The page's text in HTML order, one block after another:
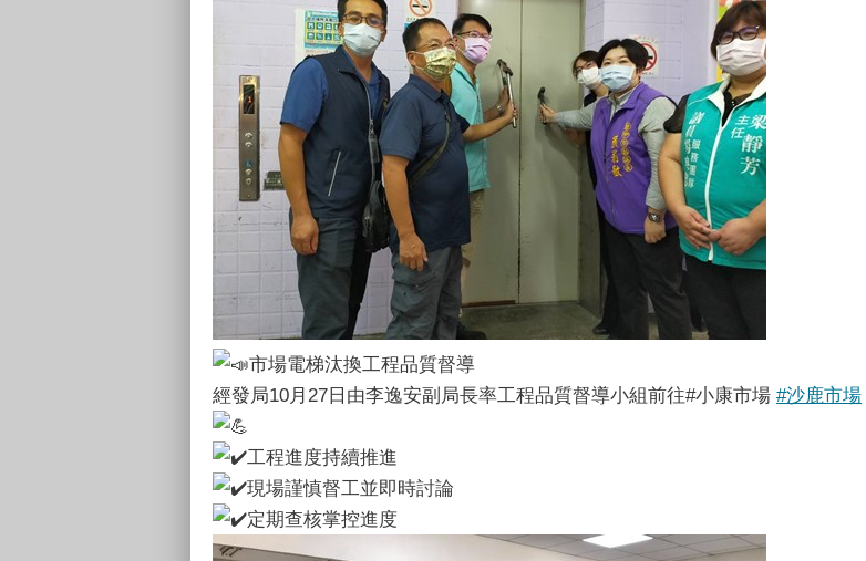
市場電梯汰換工程品質督導
經發局10月27日由李逸安副局長率工程品質督導小組前往#小康市場 #沙鹿市場
工程進度持續推進
現場謹慎督工並即時討論
定期查核掌控進度